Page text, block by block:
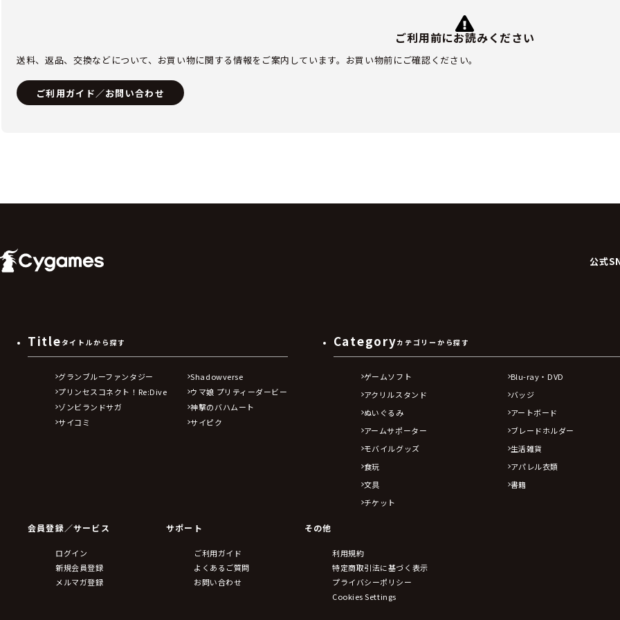
ご利用前にお読みください
送料、返品、交換などについて、お買い物に関する情報をご案内しています。お買い物前にご確認ください。
ご利用ガイド／お問い合わせ
公式
Title タイトルから探す
グランブルーファンタジー
Shadowverse
プリンセスコネクト！Re:Dive
ウマ娘 プリティーダービー
ゾンビランドサガ
神撃のバハムート
サイコミ
サイピク
Categoryカテゴリーから探す
ゲームソフト Blu-ray・DVD
アクリルスタンド
バッジ
ぬいぐるみ
アートボード
アームサポーター
ブレードホルダー
モバイルグッズ
生活雑貨
食玩
アパレル衣類
文具
書籍
チケット
会員登録／サービス
ログイン
新規会員登録
メルマガ登録
サポート
ご利用ガイド
よくあるご質問
お問い合わせ
その他
利用規約
特定商取引法に基づく表示
プライバシーポリシー
Cookies Settings